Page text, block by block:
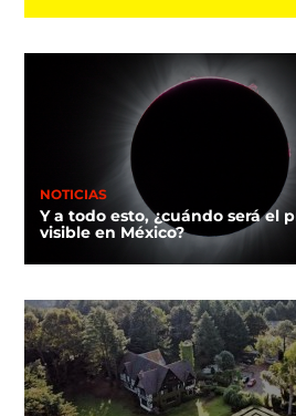
NOTICIAS
Y a todo esto, ¿cuándo será el
visible en México?